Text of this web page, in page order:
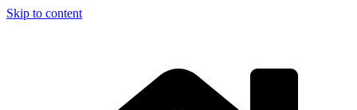
Skip to content